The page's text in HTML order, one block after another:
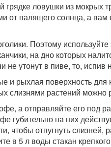
грядке ловушки из мокрых
от палящего солнца, а вам
Поэтому используйте
на дно которых
не утонут в пиве, то, испив
и рыхлая поверхность
слизнями растений можно
а отправляйте его под
губительно на них
чтобы отпугнуть
в 5 л воды стакан